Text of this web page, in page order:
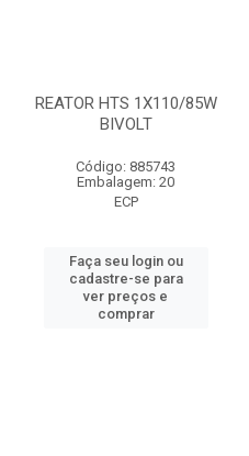
REATOR HTS 1X110/85W
BIVOLT
Código: 885743
Embalagem: 20
ECP
Faça seu login ou
cadastre-se para
ver preços e
comprar